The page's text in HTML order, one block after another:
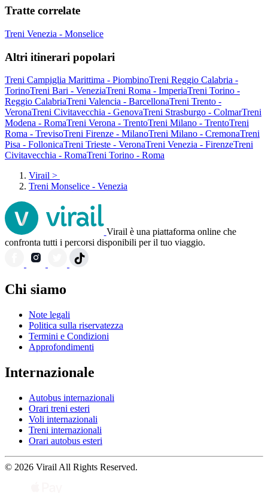
Tratte correlate
Treni Venezia - Monselice
Altri itinerari popolari
Treni Campiglia Marittima - PiombinoTreni Reggio Calabria -
TorinoTreni Bari - VeneziaTreni Roma - ImperiaTreni Torino -
Reggio CalabriaTreni Valencia - BarcellonaTreni Trento -
VeronaTreni Civitavecchia - GenovaTreni Strasburgo - ColmarTreni
Modena - RomaTreni Verona - TrentoTreni Milano - TrentoTreni
Roma - TrevisoTreni Firenze - MilanoTreni Milano - CremonaTreni
Pisa - FollonicaTreni Trieste - VeronaTreni Venezia - FirenzeTreni
Civitavecchia - RomaTreni Torino - Roma
Virail >
Treni Monselice - Venezia
Virail è una piattaforma online che
confronta tutti i percorsi disponibili per il tuo viaggio.
Chi siamo
Note legali
Politica sulla riservatezza
Termini e Condizioni
Approfondimenti
Internazionale
Autobus internazionali
Orari treni esteri
Voli internazionali
Treni internazionali
Orari autobus esteri
© 2026 Virail All Rights Reserved.